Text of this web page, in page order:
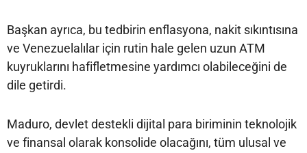
Başkan ayrıca, bu tedbirin enflasyona, nakit sıkıntısına
ve Venezuelalılar için rutin hale gelen uzun ATM
kuyruklarını hafifletmesine yardımcı olabileceğini de
dile getirdi.
Maduro, devlet destekli dijital para biriminin teknolojik
ve finansal olarak konsolide olacağını, tüm ulusal ve